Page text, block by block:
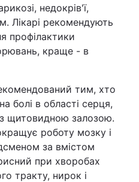
недокрів'ї,
Лікарі рекомендують
профілактики
краще - в
тим, хто
болі в області серця,
щитовидною залозою.
роботу мозку і
за вмістом
при хворобах
тракту, нирок і